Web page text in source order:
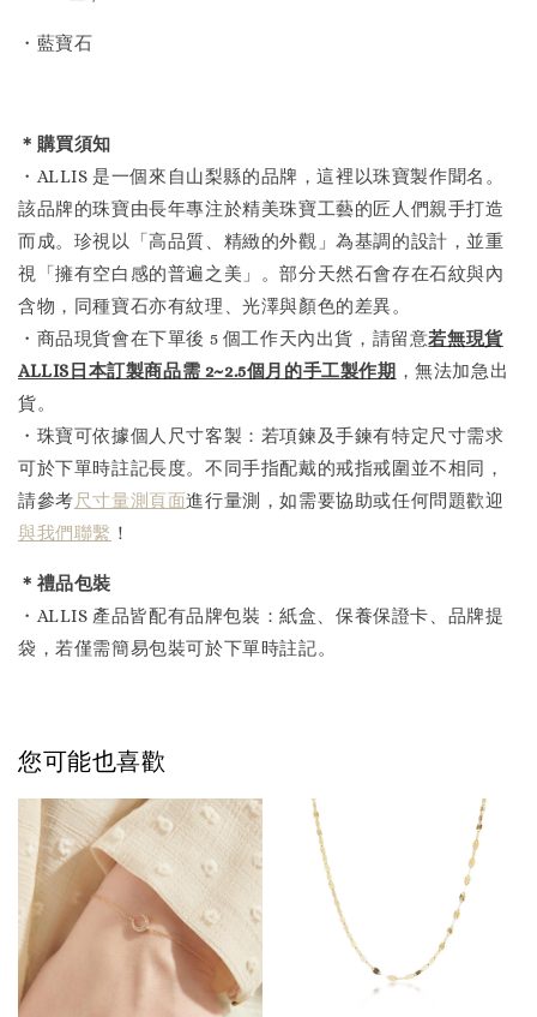
・藍寶石
＊購買須知
・ALLIS 是一個來自山梨縣的品牌，這裡以珠寶製作聞名。
該品牌的珠寶由長年專注於精美珠寶工藝的匠人們親手打造
而成。珍視以「高品質、精緻的外觀」為基調的設計，並重
視「擁有空白感的普遍之美」。部分天然石會存在石紋與內
含物，同種寶石亦有紋理、光澤與顏色的差異。
・商品現貨會在下單後 5 個工作天內出貨，請留意若無現貨
ALLIS日本訂製商品需 2~2.5個月的手工製作期 ，無法加急出
貨。
・珠寶可依據個人尺寸客製：若項鍊及手鍊有特定尺寸需求
可於下單時註記長度。不同手指配戴的戒指戒圍並不相同，
請參考尺寸量測頁面進行量測，如需要協助或任何問題歡迎
與我們聯繫 ！
＊禮品包裝
・ALLIS 產品皆配有品牌包裝：紙盒、保養保證卡、品牌提
袋，若僅需簡易包裝可於下單時註記。
您可能也喜歡